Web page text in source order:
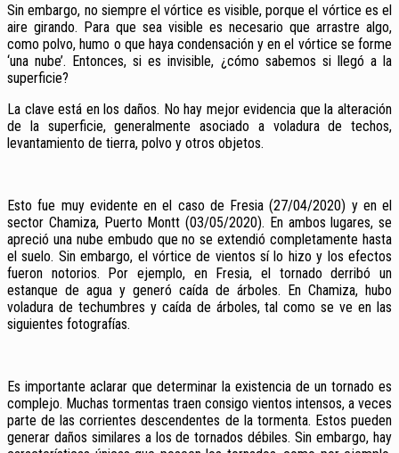
Sin embargo, no siempre el vórtice es visible, porque el vórtice es el
aire girando. Para que sea visible es necesario que arrastre algo,
como polvo, humo o que haya condensación y en el vórtice se forme
‘una nube’. Entonces, si es invisible, ¿cómo sabemos si llegó a la
superficie?
La clave está en los daños. No hay mejor evidencia que la alteración
de la superficie, generalmente asociado a voladura de techos,
levantamiento de tierra, polvo y otros objetos.
Esto fue muy evidente en el caso de Fresia (27/04/2020) y en el
sector Chamiza, Puerto Montt (03/05/2020). En ambos lugares, se
apreció una nube embudo que no se extendió completamente hasta
el suelo. Sin embargo, el vórtice de vientos sí lo hizo y los efectos
fueron notorios. Por ejemplo, en Fresia, el tornado derribó un
estanque de agua y generó caída de árboles. En Chamiza, hubo
voladura de techumbres y caída de árboles, tal como se ve en las
siguientes fotografías.
Es importante aclarar que determinar la existencia de un tornado es
complejo. Muchas tormentas traen consigo vientos intensos, a veces
parte de las corrientes descendentes de la tormenta. Estos pueden
generar daños similares a los de tornados débiles. Sin embargo, hay